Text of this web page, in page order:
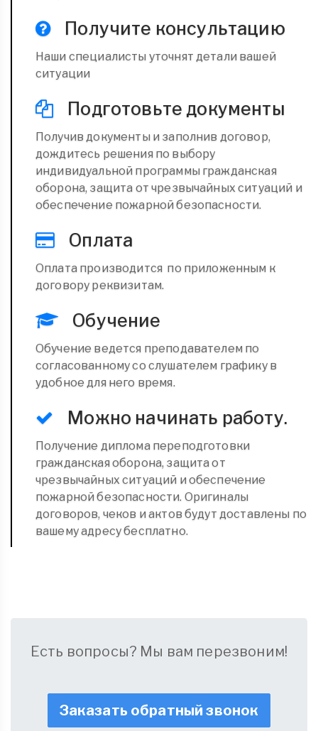
Получите консультацию
Наши специалисты уточнят детали вашей
ситуации
Подготовьте документы
Получив документы и заполнив договор,
дождитесь решения по выбору
индивидуальной программы гражданская
оборона, защита от чрезвычайных ситуаций и
обеспечение пожарной безопасности.
Оплата
Оплата производится по приложенным к
договору реквизитам.
Обучение
Обучение ведется преподавателем по
согласованному со слушателем графику в
удобное для него время.
Можно начинать работу.
Получение диплома переподготовки
гражданская оборона, защита от
чрезвычайных ситуаций и обеспечение
пожарной безопасности. Оригиналы
договоров, чеков и актов будут доставлены по
вашему адресу бесплатно.
Есть вопросы? Мы вам перезвоним!
Заказать обратный звонок